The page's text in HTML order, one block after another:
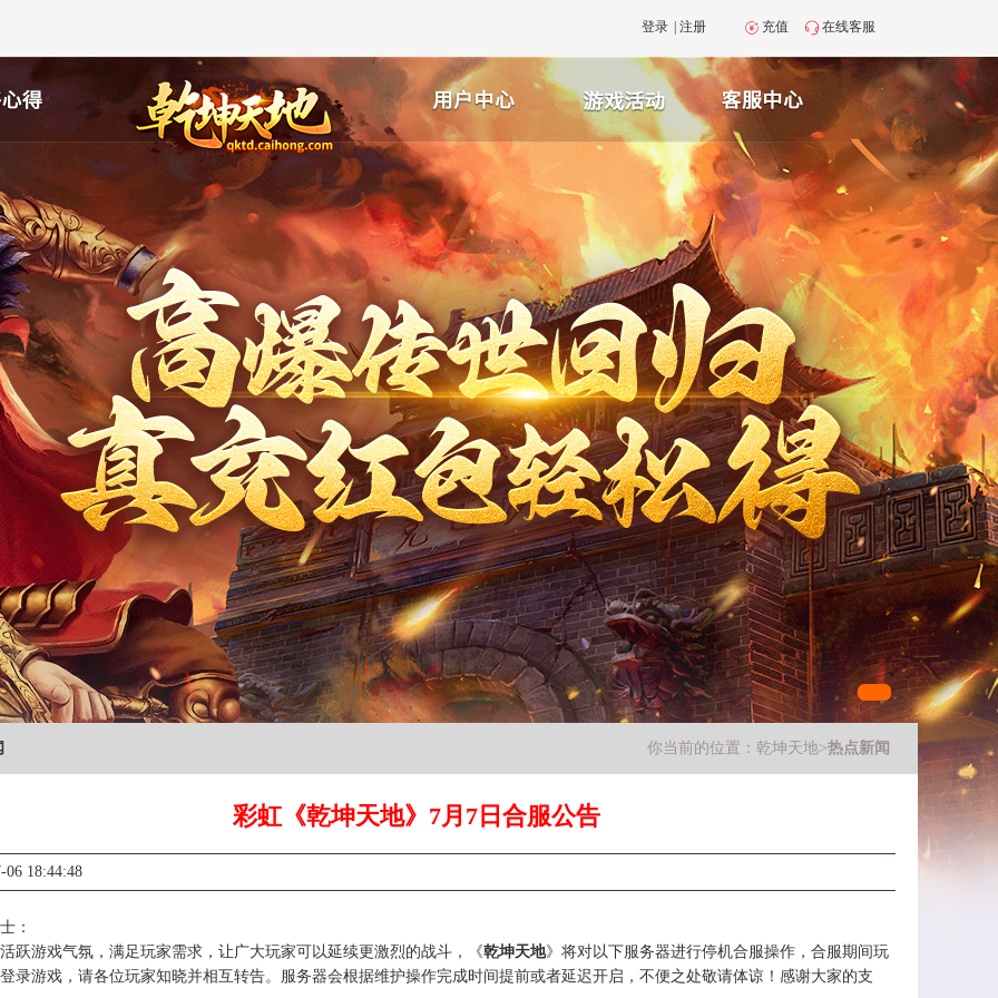
登录 注册 充值 在线客服
你当前的位置： 乾坤天地>热点新闻
彩虹《乾坤天地》7月7日合服公告
06 18:44:48
：
戏气氛，满足玩家需求，让广大玩家可以延续更激烈的战斗，《乾坤天地》将对以下服务器进行停机合服操作，合服期间玩
录游戏，请各位玩家知晓并相互转告。服务器会根据维护操作完成时间提前或者延迟开启，不便之处敬请体谅！感谢大家的支